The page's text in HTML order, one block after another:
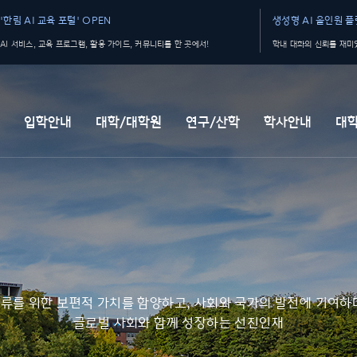
'한림 AI 교육 포털' OPEN
AI 서비스, 교육 프로그램, 활용 가이드, 커뮤니티를 한 곳에서!
생성형 AI 올인원
학내 대화의 신뢰를 재
입학안내 대학/대학원 연구/산학 학사안내 대
를 위한 보편적 가치를 함양하고, 사회와 국가의 발전에 기여하
글로벌 사회와 함께 성장하는 선진인재